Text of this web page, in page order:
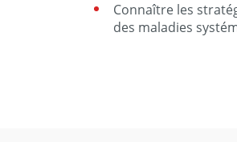
Connaître les
des maladies